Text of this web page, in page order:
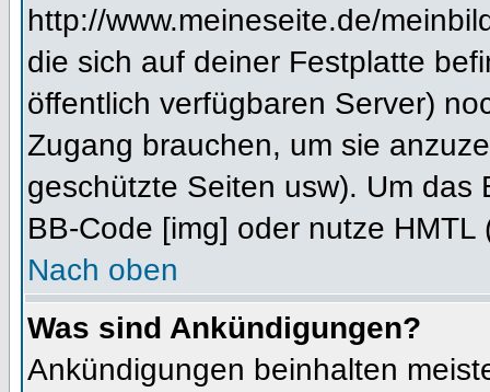
http://www.meineseite.de/
die sich auf deiner Festplatte
öffentlich verfügbaren Server)
Zugang brauchen, um sie
geschützte Seiten usw). Um
BB-Code [img] oder nutze HMTL
Nach oben
Was sind Ankündigungen?
Ankündigungen beinhalten